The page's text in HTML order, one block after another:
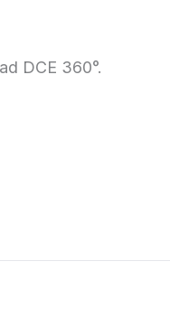
DCE 360°.